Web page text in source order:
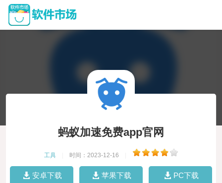
蚂蚁加速免费app官网
工具 时间：2023-12-16
安卓下载 苹果下载 PC下载